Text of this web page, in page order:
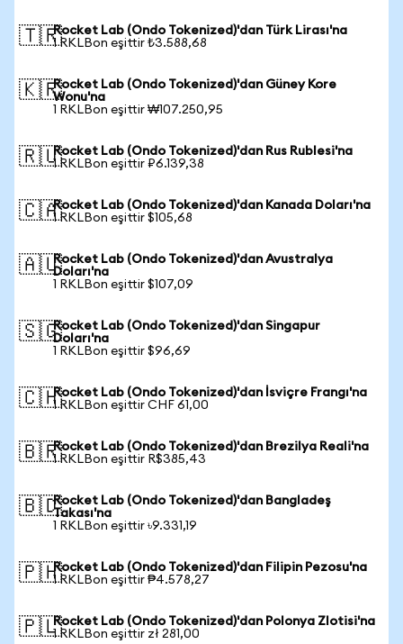
🇹🇷Rocket Lab (Ondo Tokenized)'dan Türk Lirası'na
1 RKLBon eşittir ₺3.588,68
🇰🇷Rocket Lab (Ondo Tokenized)'dan Güney Kore
Wonu'na
1 RKLBon eşittir ₩107.250,95
🇷🇺Rocket Lab (Ondo Tokenized)'dan Rus Rublesi'na
1 RKLBon eşittir ₽6.139,38
🇨🇦Rocket Lab (Ondo Tokenized)'dan Kanada Doları'na
1 RKLBon eşittir $105,68
🇦🇺Rocket Lab (Ondo Tokenized)'dan Avustralya
Doları'na
1 RKLBon eşittir $107,09
🇸🇬Rocket Lab (Ondo Tokenized)'dan Singapur
Doları'na
1 RKLBon eşittir $96,69
🇨🇭Rocket Lab (Ondo Tokenized)'dan İsviçre Frangı'na
1 RKLBon eşittir CHF 61,00
🇧🇷Rocket Lab (Ondo Tokenized)'dan Brezilya Reali'na
1 RKLBon eşittir R$385,43
🇧🇩Rocket Lab (Ondo Tokenized)'dan Bangladeş
Takası'na
1 RKLBon eşittir ৳9.331,19
🇵🇭Rocket Lab (Ondo Tokenized)'dan Filipin Pezosu'na
1 RKLBon eşittir ₱4.578,27
🇵🇱Rocket Lab (Ondo Tokenized)'dan Polonya Zlotisi'na
1 RKLBon eşittir zł 281,00